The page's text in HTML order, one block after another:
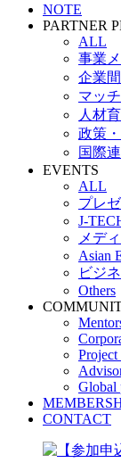
NOTE
PARTNER
ALL
事業
企業
マッ
人材
政策
国際
EVENTS
ALL
プレ
J-
メデ
Asian
ビジ
Others
Project
Global
CONTACT